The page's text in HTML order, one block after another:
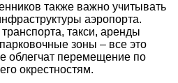
также важно учитывать
аэропорта.
такси, аренды
зоны – все это
облегчат перемещение по
окрестностям.